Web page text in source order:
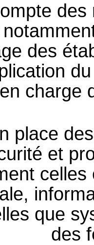
des
charge
place
et
que
des